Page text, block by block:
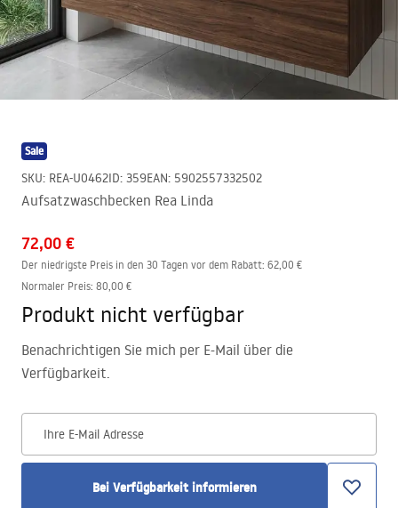
Sale
SKU: REA-U0462ID: 359EAN: 5902557332502
Aufsatzwaschbecken Rea Linda
72,00 €
Der niedrigste Preis in den 30 Tagen vor dem Rabatt: 62,00 €
Normaler Preis: 80,00 €
Produkt nicht verfügbar
Benachrichtigen Sie mich per E-Mail über die
Verfügbarkeit.
Ihre E-Mail Adresse
Bei Verfügbarkeit informieren